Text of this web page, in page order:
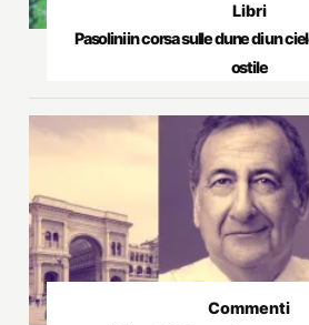
Libri
Pasolini in corsa sulle dune di un
ostile
Commenti